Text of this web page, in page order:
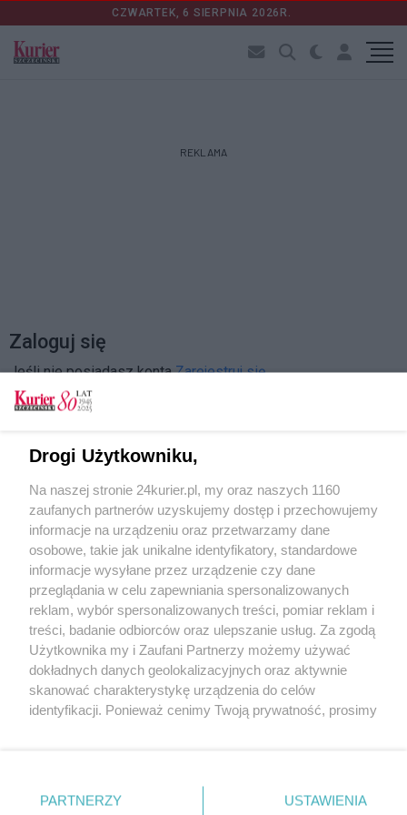
CZWARTEK, 6 SIERPNIA 2026R.
REKLAMA
Zaloguj się
Jeśli nie posiadasz kontaZarejestruj się
Zapamiętać?
Zaloguj
Zapomniałem hasła
Copyright © 2022 Kurier Szczeciński sp. z o.o.
Drogi Użytkowniku,
Na naszej stronie 24kurier.pl, my oraz naszych 1160
zaufanych partnerów uzyskujemy dostęp i przechowujemy
informacje na urządzeniu oraz przetwarzamy dane
osobowe, takie jak unikalne identyfikatory, standardowe
informacje wysyłane przez urządzenie czy dane
przeglądania w celu zapewniania spersonalizowanych
reklam, wybór spersonalizowanych treści, pomiar reklam i
treści, badanie odbiorców oraz ulepszanie usług. Za zgodą
Użytkownika my i Zaufani Partnerzy możemy używać
dokładnych danych geolokalizacyjnych oraz aktywnie
skanować charakterystykę urządzenia do celów
identyfikacji. Ponieważ cenimy Twoją prywatność, prosimy
prywatności znajdujący się w lewym dolnym rogu strony
. Niektóre rodzaje przetwarzania danych nie wymagają
PARTNERZY USTAWIENIA